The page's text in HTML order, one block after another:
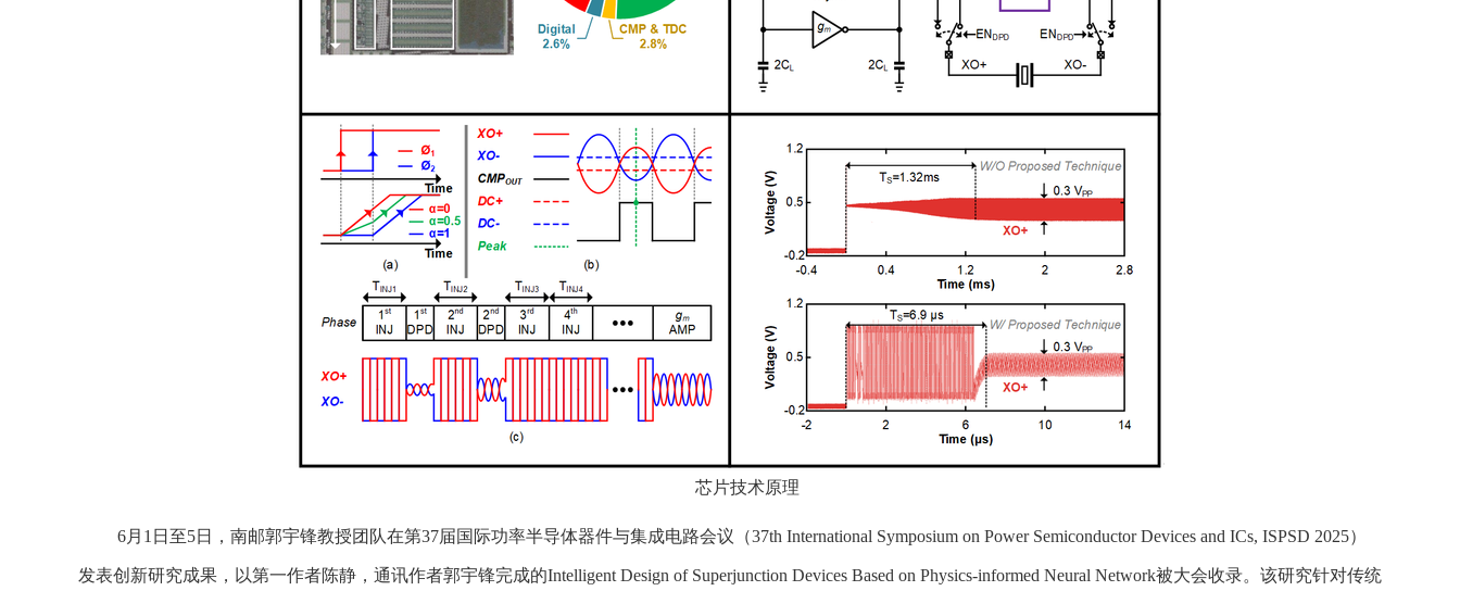
芯片技术原理
6月1日至5日，南邮郭宇锋教授团队在第37届国际功率半导体器件与集成电路会议（37th International Symposium on Power Semiconductor Devices and ICs, ISPSD 2025）
发表创新研究成果，以第一作者陈静，通讯作者郭宇锋完成的Intelligent Design of Superjunction Devices Based on Physics-informed Neural Network被大会收录。该研究针对传统